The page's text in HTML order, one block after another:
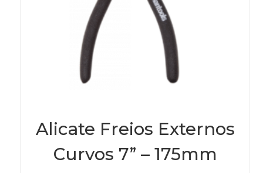
Alicate Freios Externos
Curvos 7” – 175mm